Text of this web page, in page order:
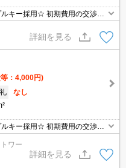
キー採用☆ 初期費用の交渉
詳細を見る
：4,000円)
礼
なし
キー採用☆ 初期費用の交渉
ワー
詳細を見る